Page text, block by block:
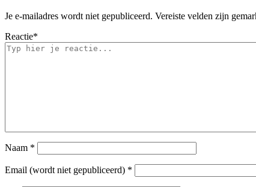
Je e-mailadres wordt niet gepubliceerd. Vereiste velden zijn
Reactie*
Naam *
Email (wordt niet gepubliceerd) *